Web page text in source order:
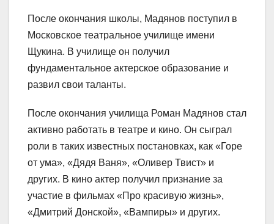
После окончания школы, Мадянов поступил в
Московское театральное училище имени
Щукина. В училище он получил
фундаментальное актерское образование и
развил свои таланты.
После окончания училища Роман Мадянов стал
активно работать в театре и кино. Он сыграл
роли в таких известных постановках, как «Горе
от ума», «Дядя Ваня», «Оливер Твист» и
других. В кино актер получил признание за
участие в фильмах «Про красивую жизнь»,
«Дмитрий Донской», «Вампиры» и других.